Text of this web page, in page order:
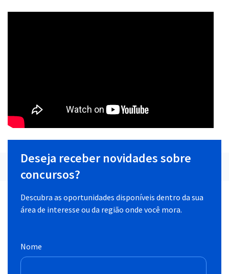
Deseja receber novidades sobre
concursos?
Descubra as oportunidades disponíveis dentro da sua
área de interesse ou da região onde você mora.
Nome